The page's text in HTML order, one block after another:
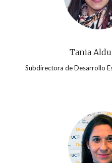
Tania
Subdirectora de Desarrollo